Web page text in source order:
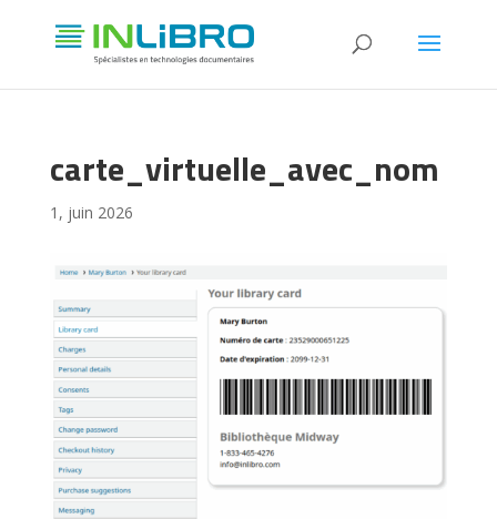
carte_virtuelle_avec_nom
1, juin 2026